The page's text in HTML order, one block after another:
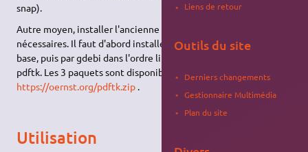
snap).
Autre moyen, installer l'ancienne version avec les dépendances
nécessaires. Il faut d'abord installer par les dépôts 18.04 gcc-6-
base, puis par gdebi dans l'ordre libgcj-common, libgcj16 et
pdftk. Les 3 paquets sont disponibles ici :
https://oernst.org/pdftk.zip
Utilisation
Liens de retour
Outils du site
Derniers changements
Gestionnaire Multimédia
Plan du site